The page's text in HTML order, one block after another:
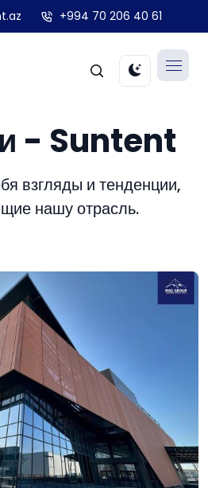
+994 70 206 40 61
- Suntent
взгляды и тенденции,
нашу отрасль.